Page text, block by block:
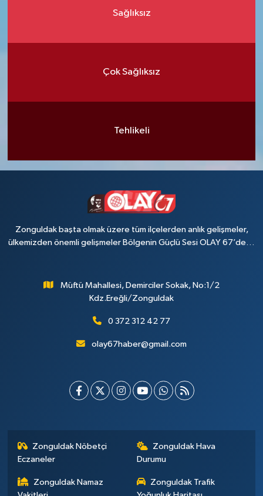
Sağlıksız
Çok Sağlıksız
Tehlikeli
Zonguldak başta olmak üzere tüm ilçelerden anlık gelişmeler,
ülkemizden önemli gelişmeler Bölgenin Güçlü Sesi OLAY 67’de…
Müftü Mahallesi, Demirciler Sokak, No:1/2
Kdz.Ereğli/Zonguldak
0 372 312 42 77
olay67haber@gmail.com
Zonguldak Nöbetçi
Eczaneler
Zonguldak Hava
Durumu
Zonguldak Namaz
Zonguldak Trafik